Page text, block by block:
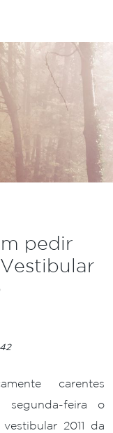
pedir
carentes
segunda-feira o
2011 da